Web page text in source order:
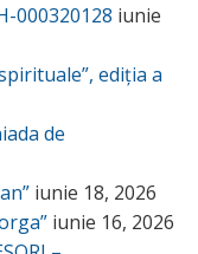
000320128 iunie
ediția a
de
iunie 18, 2026
iunie 16, 2026